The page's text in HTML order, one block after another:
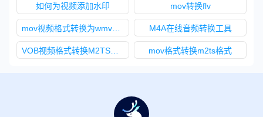
如何为视频添加水印 mov转换flv
M4A在线音频转换工具
mov格式转换m2ts格式